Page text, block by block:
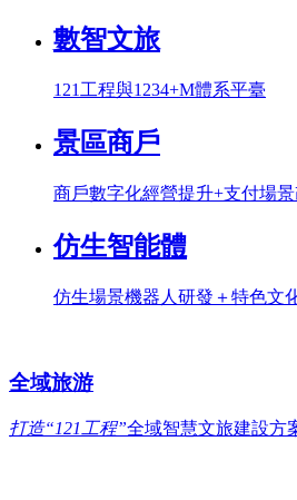
數智文旅
121工程與1234+M體系平臺
景區商戶
商戶數字化經營提升+支付場
仿生智能體
仿生場景機器人研發＋特色文
全域旅游
打造“121工程”全域智慧文旅建設方